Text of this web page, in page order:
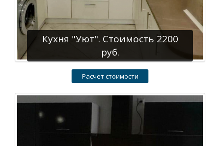
Кухня "Уют". Стоимость 2200
руб.
Расчет стоимости